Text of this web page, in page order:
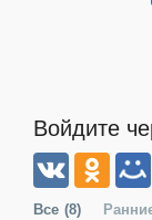
Войдите
Все (8)